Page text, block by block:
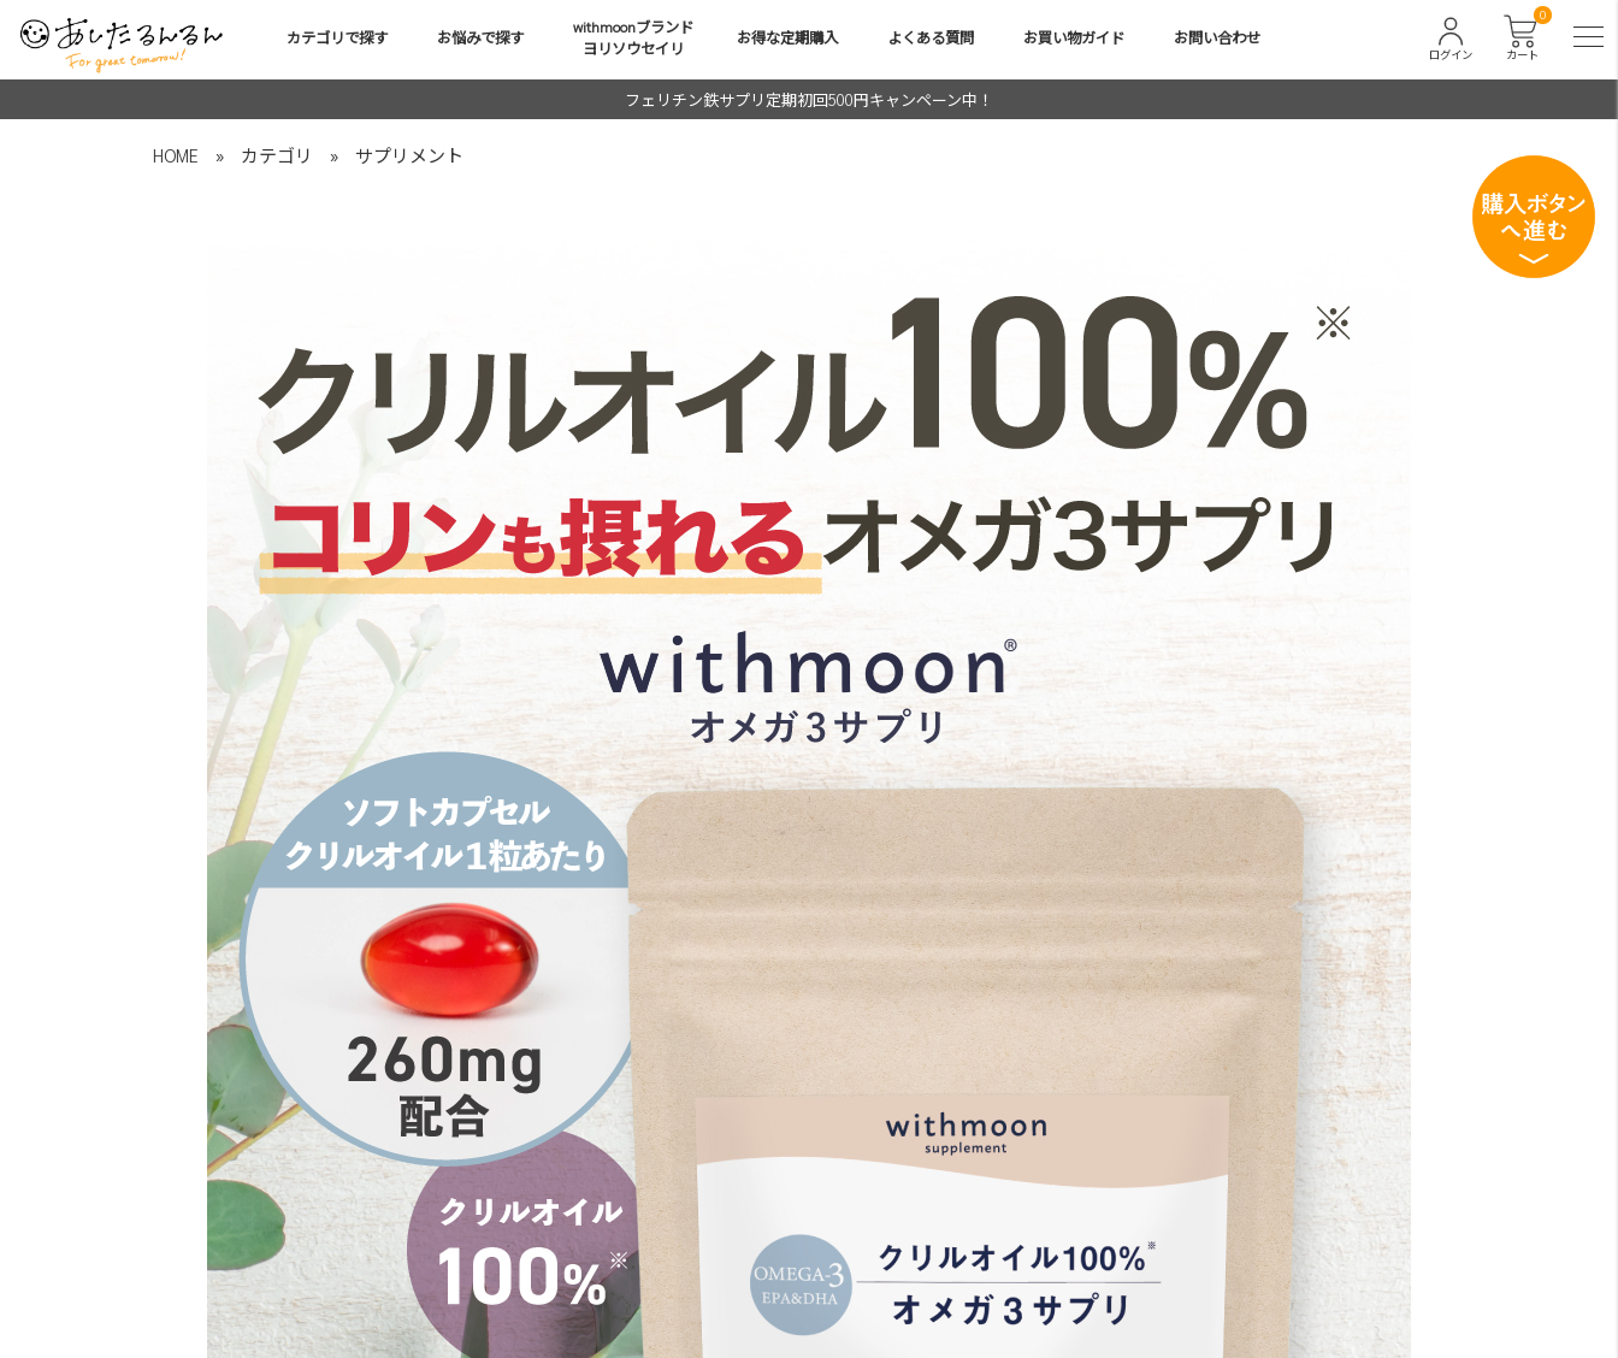
カテゴリで探す お悩みで探す
withmoonブランド
ヨリソウセイリ
お得な定期購入 よくある質問 お買い物ガイド お問い合わせ
カート
0
ログイン
フェリチン鉄サプリ定期初回500円キャンペーン中！
HOME » カテゴリ » サプリメント